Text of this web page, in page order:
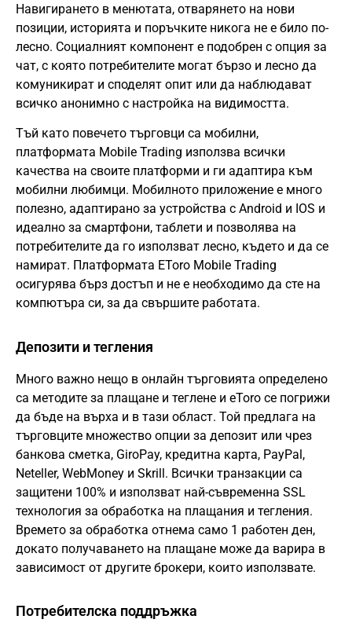
Навигирането в менютата, отварянето на нови
позиции, историята и поръчките никога не е било по-
лесно. Социалният компонент е подобрен с опция за
чат, с която потребителите могат бързо и лесно да
комуникират и споделят опит или да наблюдават
всичко анонимно с настройка на видимостта.
Тъй като повечето търговци са мобилни,
платформата Mobile Trading използва всички
качества на своите платформи и ги адаптира към
мобилни любимци. Мобилното приложение е много
полезно, адаптирано за устройства с Android и IOS и
идеално за смартфони, таблети и позволява на
потребителите да го използват лесно, където и да се
намират. Платформата EToro Mobile Trading
осигурява бърз достъп и не е необходимо да сте на
компютъра си, за да свършите работата.
Депозити и тегления
Много важно нещо в онлайн търговията определено
са методите за плащане и теглене и eToro се погрижи
да бъде на върха и в тази област. Той предлага на
търговците множество опции за депозит или чрез
банкова сметка, GiroPay, кредитна карта, PayPal,
Neteller, WebMoney и Skrill. Всички транзакции са
защитени 100% и използват най-съвременна SSL
технология за обработка на плащания и тегления.
Времето за обработка отнема само 1 работен ден,
докато получаването на плащане може да варира в
зависимост от другите брокери, които използвате.
Потребителска поддръжка